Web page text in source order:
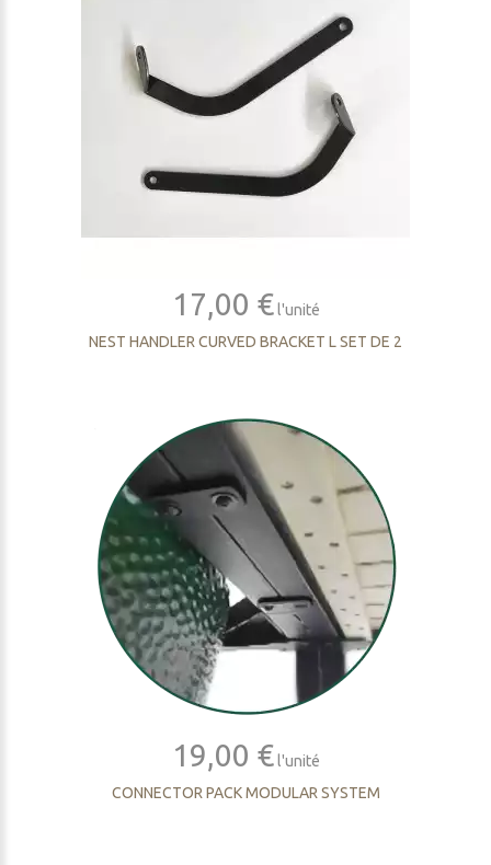
17,00 € l'unité
NEST HANDLER CURVED BRACKET L SET DE 2
19,00 € l'unité
CONNECTOR PACK MODULAR SYSTEM